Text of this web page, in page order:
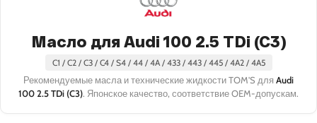
Масло для Audi 100 2.5 TDi (C3)
C1 / C2 / C3 / C4 / S4 / 44 / 4A / 433 / 443 / 445 / 4A2 / 4A5
Рекомендуемые масла и технические жидкости TOM'S для Audi
100 2.5 TDi (C3). Японское качество, соответствие OEM-допускам.